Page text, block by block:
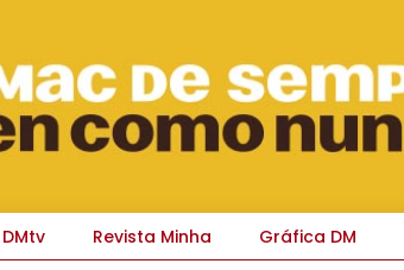
DMtv Revista Minha Gráfica DM